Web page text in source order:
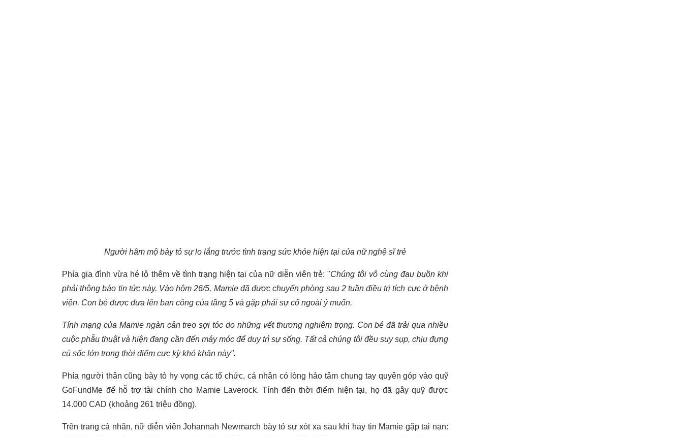
Người hâm mộ bày tỏ sự lo lắng trước tình trạng sức khỏe hiện tại của nữ nghệ sĩ trẻ
Phía gia đình vừa hé lộ thêm về tình trạng hiện tại của nữ diễn viên trẻ: "Chúng tôi vô cùng đau buồn khi
phải thông báo tin tức này. Vào hôm 26/5, Mamie đã được chuyển phòng sau 2 tuần điều trị tích cực ở bệnh
viện. Con bé được đưa lên ban công của tầng 5 và gặp phải sự cố ngoài ý muốn.
Tính mạng của Mamie ngàn cân treo sợi tóc do những vết thương nghiêm trọng. Con bé đã trải qua nhiều
cuộc phẫu thuật và hiện đang cần đến máy móc để duy trì sự sống. Tất cả chúng tôi đều suy sụp, chịu đựng
cú sốc lớn trong thời điểm cực kỳ khó khăn này".
Phía người thân cũng bày tỏ hy vọng các tổ chức, cá nhân có lòng hảo tâm chung tay quyên góp vào quỹ
GoFundMe để hỗ trợ tài chính cho Mamie Laverock. Tính đến thời điểm hiện tại, họ đã gây quỹ được
14.000 CAD (khoảng 261 triệu đồng).
Trên trang cá nhân, nữ diễn viên Johannah Newmarch bày tỏ sự xót xa sau khi hay tin Mamie gặp tai nạn: